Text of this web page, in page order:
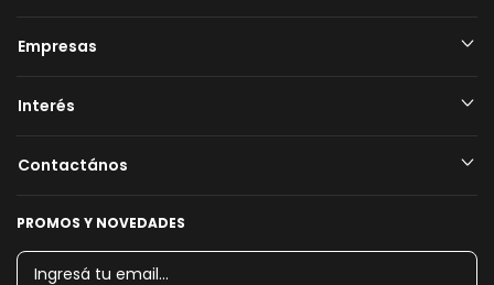
Empresas
Interés
Contactános
PROMOS Y NOVEDADES